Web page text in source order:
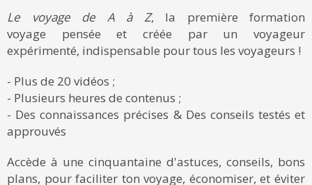
Le voyage de A à Z, la première formation
voyage pensée et créée par un voyageur
expérimenté, indispensable pour tous les voyageurs !
- Plus de 20 vidéos ;
- Plusieurs heures de contenus ;
- Des connaissances précises & Des conseils testés et
approuvés
Accède à une cinquantaine d'astuces, conseils, bons
plans, pour faciliter ton voyage, économiser, et éviter